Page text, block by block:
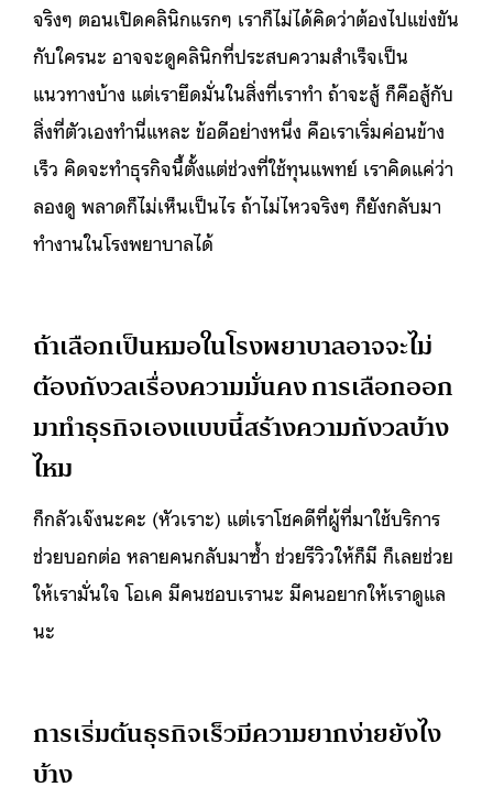
จริงๆ ตอนเปิดคลินิกแรกๆ เราก็ไม่ได้คิดว่าต้องไปแข่งขัน
กับใครนะ อาจจะดูคลินิกที่ประสบความสำเร็จเป็น
แนวทางบ้าง แต่เรายึดมั่นในสิ่งที่เราทำ ถ้าจะสู้ ก็คือสู้กับ
สิ่งที่ตัวเองทำนี่แหละ ข้อดีอย่างหนึ่ง คือเราเริ่มค่อนข้าง
เร็ว คิดจะทำธุรกิจนี้ตั้งแต่ช่วงที่ใช้ทุนแพทย์ เราคิดแค่ว่า
ลองดู พลาดก็ไม่เห็นเป็นไร ถ้าไม่ไหวจริงๆ ก็ยังกลับมา
ทำงานในโรงพยาบาลได้
ถ้าเลือกเป็นหมอในโรงพยาบาลอาจจะไม่
ต้องกังวลเรื่องความมั่นคง การเลือกออก
มาทำธุรกิจเองแบบนี้สร้างความกังวลบ้าง
ไหม
ก็กลัวเจ๊งนะคะ (หัวเราะ) แต่เราโชคดีที่ผู้ที่มาใช้บริการ
ช่วยบอกต่อ หลายคนกลับมาซ้ำ ช่วยรีวิวให้ก็มี ก็เลยช่วย
ให้เรามั่นใจ โอเค มีคนชอบเรานะ มีคนอยากให้เราดูแล
นะ
การเริ่มต้นธุรกิจเร็วมีความยากง่ายยังไง
บ้าง